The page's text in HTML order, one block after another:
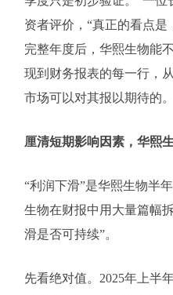
资者评价，“真正的看点
完整年度后，华熙生物能
现到财务报表的每一行，
市场可以对其报以期待的
厘清短期影响因素，华熙
“利润下滑”是华熙生物半
生物在财报中用大量篇幅
滑是否可持续”。
先看绝对值。2025年上半